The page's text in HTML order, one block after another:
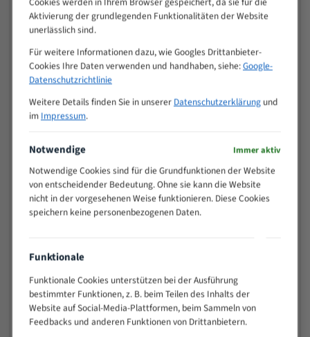
VOLLMATERIAL
M (mm)
Zoll (ZpZ))
>
25
10/14
15 - 40
8/12
25 - 50
50 - 120
80 - 180
3/4
130 -
350
2/3
150 -
200 -
600
> 500
0,75/1,25
Vorteile:
Vielseitiges Bandsägeblatt für verschiedenste
Aktivierung der grundlegenden Funktionalitäten der Website
unerlässlich sind.
Für weitere Informationen dazu, wie Googles Drittanbieter-
Cookies Ihre Daten verwenden und handhaben, siehe:Google-
Datenschutzrichtlinie
Weitere Details finden Sie in unserer Datenschutzerklärungund
im Impressum.
Notwendige Immer aktiv
Notwendige Cookies sind für die Grundfunktionen der Website
von entscheidender Bedeutung. Ohne sie kann die Website
nicht in der vorgesehenen Weise funktionieren. Diese Cookies
speichern keine personenbezogenen Daten.
Funktionale
Funktionale Cookies unterstützen bei der Ausführung
bestimmter Funktionen, z. B. beim Teilen des Inhalts der
Website auf Social-Media-Plattformen, beim Sammeln von
Feedbacks und anderen Funktionen von Drittanbietern.